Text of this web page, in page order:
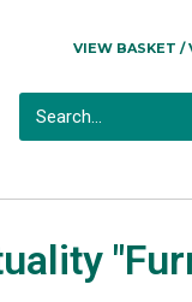
VIEW BASKET /